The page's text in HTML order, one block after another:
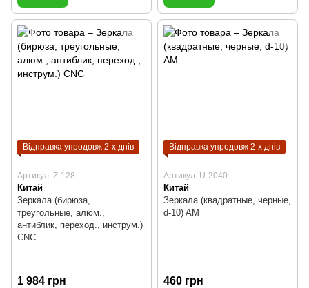
Відправка упродовж 2-х днів
Артикул: Z-128
Китай
Зеркала (бирюза,
треугольные, алюм.,
антиблик, переход., инструм.)
CNC
1 984 грн
Відправка упродовж 2-х днів
Артикул: U-2040
Китай
Зеркала (квадратные, черные,
d-10) AM
460 грн